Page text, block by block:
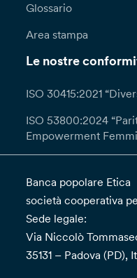
Glossario
Area stampa
Le nostre
ISO 30415:2021
ISO 53800:2024
Empowerment
Banca popolare Etica
società cooperativa
Sede legale:
Via Niccolò
35131 – Padova (PD),